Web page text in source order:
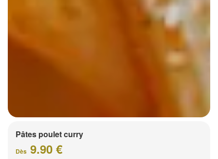
Pâtes poulet curry
Dès 9.90 €